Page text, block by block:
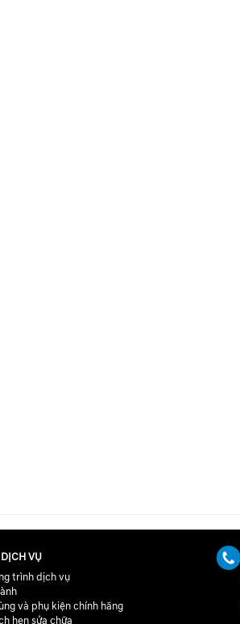
DỊCH VỤ
trình dịch vụ
và phụ kiện chính hãng
hẹn sửa chữa